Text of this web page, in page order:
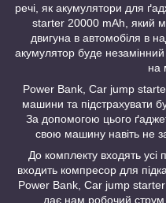
речі, як акумулятори для
starter 20000 mAh, який
двигуна в автомобіля в
акумулятор буде незамінний
на
Power Bank, Car jump
машини та підстрахувати
За допомогою цього
свою машину навіть не
До комплекту входять усі
входить компресор для
Power Bank, Car jump starter
дає нам робочий струм